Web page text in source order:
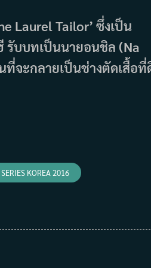
Laurel Tailor’ ซึ่งเป็น
รับบทเป็นนายอนชิล (Na
ที่จะกลายเป็นช่างตัดเสื้อที่
SERIES KOREA 2016